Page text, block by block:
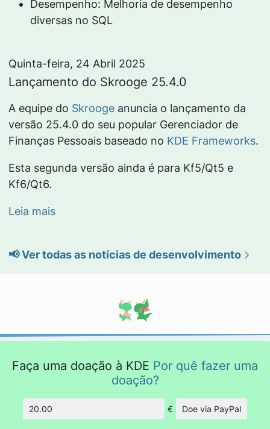
Desempenho: Melhoria de desempenho
diversas no SQL
Quinta-feira, 24 Abril 2025
Lançamento do Skrooge 25.4.0
A equipe do Skroogeanuncia o lançamento da
versão 25.4.0 do seu popular Gerenciador de
Finanças Pessoais baseado no KDE Frameworks.
Esta segunda versão ainda é para Kf5/Qt5 e
Kf6/Qt6.
Leia mais
📢 Ver todas as notícias de desenvolvimento
Faça uma doação à KDE Por quê fazer uma
doação?
Quantidade
€ Doe via PayPal